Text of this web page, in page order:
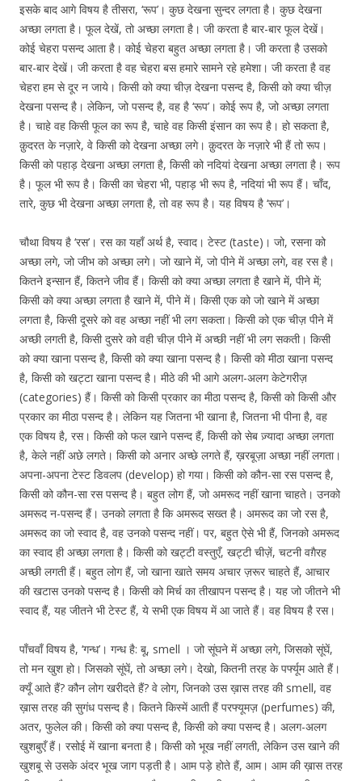
इसके बाद आगे विषय है तीसरा, ‘रूप’। कुछ देखना सुन्दर लगता है। कुछ देखना
अच्छा लगता है। फूल देखें, तो अच्छा लगता है। जी करता है बार-बार फूल देखें।
कोई चेहरा पसन्द आता है। कोई चेहरा बहुत अच्छा लगता है। जी करता है उसको
बार-बार देखें। जी करता है वह चेहरा बस हमारे सामने रहे हमेशा। जी करता है वह
चेहरा हम से दूर न जाये। किसी को क्या चीज़ देखना पसन्द है, किसी को क्या चीज़
देखना पसन्द है। लेकिन, जो पसन्द है, वह है ‘रूप’। कोई रूप है, जो अच्छा लगता
है। चाहे वह किसी फूल का रूप है, चाहे वह किसी इंसान का रूप है। हो सकता है,
क़ुदरत के नज़ारे, वे किसी को देखना अच्छा लगे। क़ुदरत के नज़ारे भी हैं तो रूप।
किसी को पहाड़ देखना अच्छा लगता है, किसी को नदियां देखना अच्छा लगता है। रूप
है। फूल भी रूप है। किसी का चेहरा भी, पहाड़ भी रूप है, नदियां भी रूप हैं। चाँद,
तारे, कुछ भी देखना अच्छा लगता है, तो वह रूप है। यह विषय है ‘रूप’।
चौथा विषय है ‘रस’। रस का यहाँ अर्थ है, स्वाद। टेस्ट (taste)। जो, रसना को
अच्छा लगे, जो जीभ को अच्छा लगे। जो खाने में, जो पीने में अच्छा लगे, वह रस है।
कितने इन्सान हैं, कितने जीव हैं। किसी को क्या अच्छा लगता है खाने में, पीने में;
किसी को क्या अच्छा लगता है खाने में, पीने में। किसी एक को जो खाने में अच्छा
लगता है, किसी दूसरे को वह अच्छा नहीं भी लग सकता। किसी को एक चीज़ पीने में
अच्छी लगती है, किसी दुसरे को वही चीज़ पीने में अच्छी नहीं भी लग सकती। किसी
को क्या खाना पसन्द है, किसी को क्या खाना पसन्द है। किसी को मीठा खाना पसन्द
है, किसी को खट्टा खाना पसन्द है। मीठे की भी आगे अलग-अलग केटेगरीज़
(categories) हैं। किसी को किसी प्रकार का मीठा पसन्द है, किसी को किसी और
प्रकार का मीठा पसन्द है। लेकिन यह जितना भी खाना है, जितना भी पीना है, वह
एक विषय है, रस। किसी को फल खाने पसन्द हैं, किसी को सेब ज़्यादा अच्छा लगता
है, केले नहीं अछे लगते। किसी को अनार अच्छे लगते हैं, ख़रबूज़ा अच्छा नहीं लगता।
अपना-अपना टेस्ट डिवलप (develop) हो गया। किसी को कौन-सा रस पसन्द है,
किसी को कौन-सा रस पसन्द है। बहुत लोग हैं, जो अमरूद नहीं खाना चाहते। उनको
अमरूद न-पसन्द हैं। उनको लगता है कि अमरूद सख्त है। अमरूद का जो रस है,
अमरूद का जो स्वाद है, वह उनको पसन्द नहीं। पर, बहुत ऐसे भी हैं, जिनको अमरूद
का स्वाद ही अच्छा लगता है। किसी को खट्टी वस्तुएँ, खट्टी चीज़ें, चटनी वग़ैरह
अच्छी लगती हैं। बहुत लोग हैं, जो खाना खाते समय अचार ज़रूर चाहते हैं, आचार
की खटास उनको पसन्द है। किसी को मिर्च का तीखापन पसन्द है। यह जो जीतने भी
स्वाद हैं, यह जीतने भी टेस्ट हैं, ये सभी एक विषय में आ जाते हैं। वह विषय है रस।
पाँचवाँ विषय है, ‘गन्ध’। गन्ध है: बू, smell । जो सूंघने में अच्छा लगे, जिसको सूंघें,
तो मन खुश हो। जिसको सूंघें, तो अच्छा लगे। देखो, कितनी तरह के पर्फ्यूम आते हैं।
क्यूँ आते हैं? कौन लोग खरीदते हैं? वे लोग, जिनको उस ख़ास तरह की smell, वह
ख़ास तरह की सुगंध पसन्द है। कितने किस्में आती हैं परफ्यूमज़ (perfumes) की,
अतर, फुलेल की। किसी को क्या पसन्द है, किसी को क्या पसन्द है। अलग-अलग
खुशबुएँ हैं। रसोई में खाना बनता है। किसी को भूख नहीं लगती, लेकिन उस खाने की
खुशबू से उसके अंदर भूख जाग पड़ती है। आम पड़े होते हैं, आम। आम की ख़ास तरह